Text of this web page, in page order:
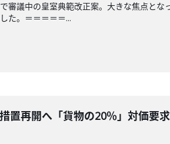
審議中の皇室典範改正案。大きな焦点と
た。＝＝＝＝＝...
置再開へ「貨物の20％」対価要